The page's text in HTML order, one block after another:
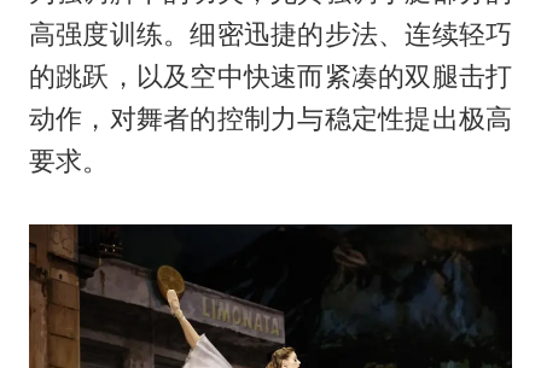
高强度训练。细密迅捷的步法、连续轻巧
的跳跃，以及空中快速而紧凑的双腿击打
动作，对舞者的控制力与稳定性提出极高
要求。